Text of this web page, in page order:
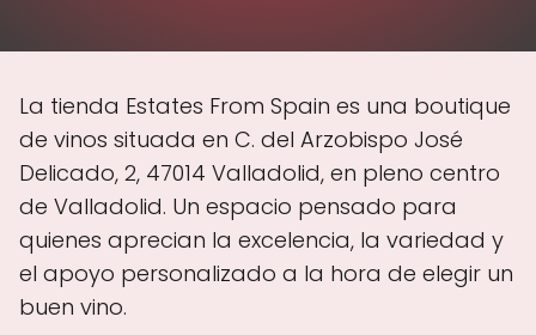
La tienda Estates From Spain es una boutique
de vinos situada en C. del Arzobispo José
Delicado, 2, 47014 Valladolid, en pleno centro
de Valladolid. Un espacio pensado para
quienes aprecian la excelencia, la variedad y
el apoyo personalizado a la hora de elegir un
buen vino.